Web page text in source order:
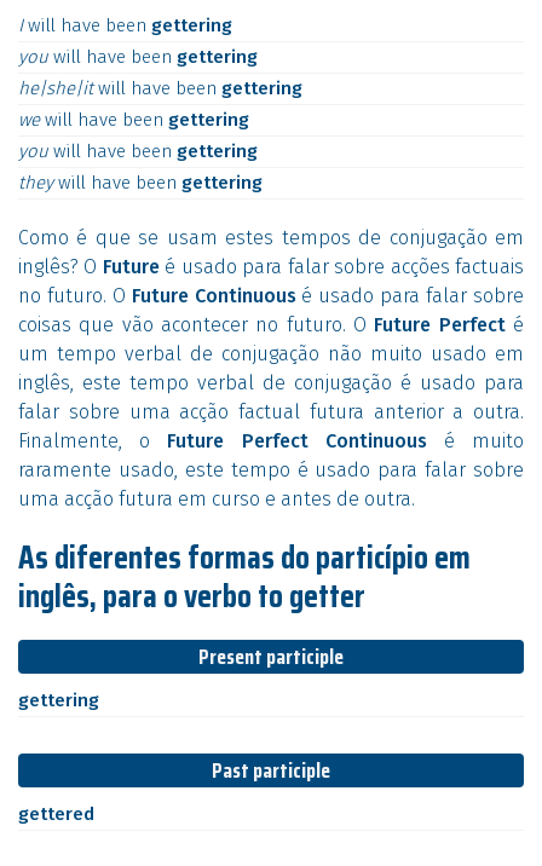
Iwill have been gettering
you will have been gettering
he|she|itwill have been gettering
wewill have been gettering
you will have been gettering
theywill have been gettering
Como é que se usam estes tempos de conjugação em
inglês? O Futureé usado para falar sobre acções factuais
no futuro. O Future Continuousé usado para falar sobre
coisas que vão acontecer no futuro. O Future Perfecté
um tempo verbal de conjugação não muito usado em
inglês, este tempo verbal de conjugação é usado para
falar sobre uma acção factual futura anterior a outra.
Finalmente, o Future Perfect Continuousé muito
raramente usado, este tempo é usado para falar sobre
uma acção futura em curso e antes de outra.
As diferentes formas do particípio em
inglês, para o verbo to getter
Present participle
gettering
Past participle
gettered